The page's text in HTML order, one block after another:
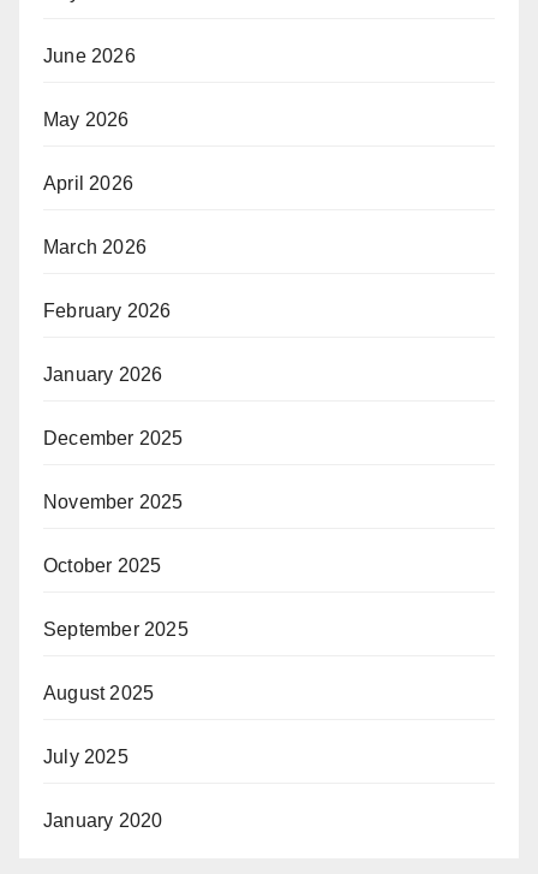
June 2026
May 2026
April 2026
March 2026
February 2026
January 2026
December 2025
November 2025
October 2025
September 2025
August 2025
July 2025
January 2020